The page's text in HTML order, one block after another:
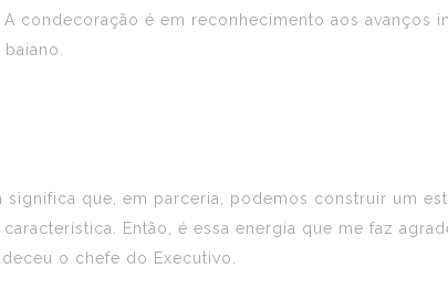
A condecoração é em reconhecimento aos
significa que, em parceria, podemos construir um
Então, é essa energia que me faz
o chefe do Executivo.